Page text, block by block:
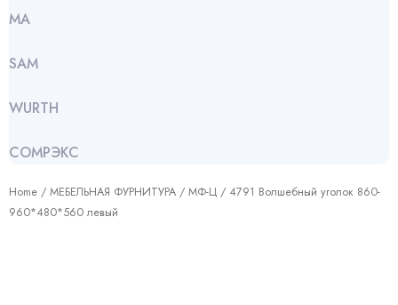
МА
SАМ
WURTH
СОМРЭКС
Home / МЕБЕЛЬНАЯ ФУРНИТУРА / МФ-Ц / 4791 Волшебный уголок 860-
960*480*560 левый